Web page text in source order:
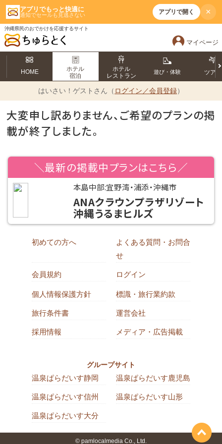
アプリでもっと快適に
通知でセールも見逃さない アプリで開く ×
沖縄県民のおでかけを応援するサイト
マイページ
HOME
ホテル
宿泊
ホテル
レストラン
遊び・体験 ツアー
はいさい！ ゲストさん（ ログイン／会員登録）
大変申し訳ありません、ご希望のプランの掲
載が終了しました。
＼最新の掲載中プランはこちら／
本島中部:宜野湾・浦添・沖縄市
ANAクラウンプラザリゾート
沖縄うるまヒルズ
初めての方へ
よくある質問・お問合
せ
会員規約 ログイン
個人情報保護方針 標識・旅行業約款
旅行条件書 運営会社
採用情報 メディア・広告掲載
グループサイト
温泉ぱらだいす静岡 温泉ぱらだいす鹿児島
温泉ぱらだいす信州 温泉ぱらだいす山形
温泉ぱらだいす大分
© pamlocalmedia Co., Ltd.